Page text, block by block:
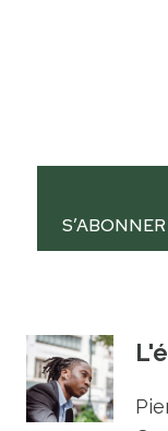
S’ABONNER